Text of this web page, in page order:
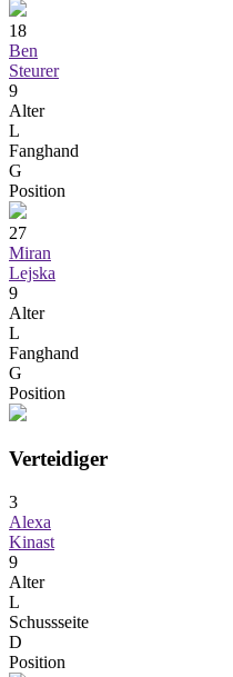
18
Ben
Steurer
9
Alter
L
Fanghand
G
Position
27
Miran
Lejska
9
Alter
L
Fanghand
G
Position
Verteidiger
3
Alexa
Kinast
9
Alter
L
Schussseite
D
Position